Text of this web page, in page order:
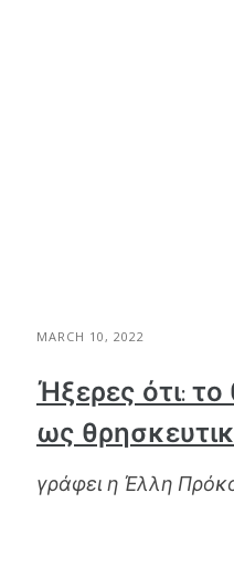
MARCH 10, 2022
Ήξερες ότι:
ως
γράφει η Έλλη